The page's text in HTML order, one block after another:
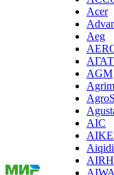
хьюмидоров
ибп
игровых
игрушек
игрушек
imac
ингаляторов
Acer
Aeg
АГАТ
AGM
AIC
Aiqidi